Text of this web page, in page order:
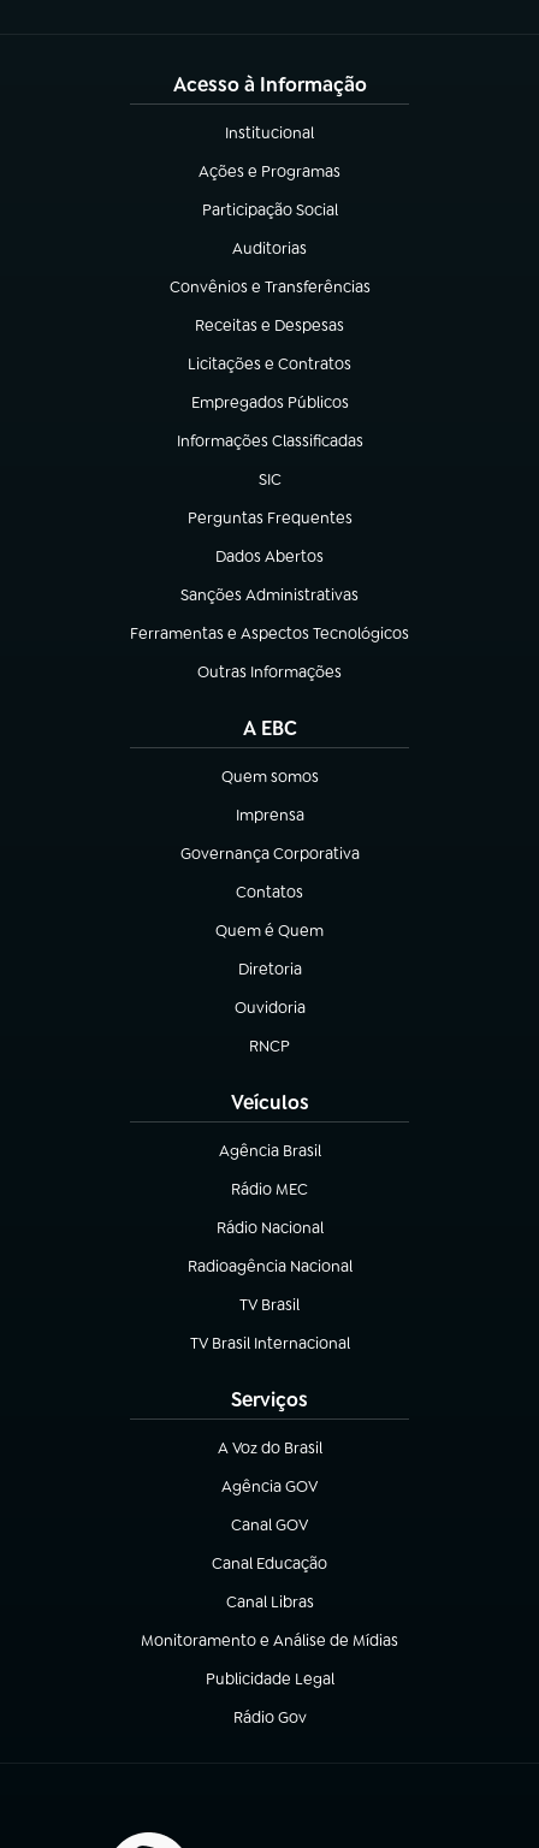
Acesso à Informação
Institucional
(abre em nova aba)
Ações e Programas
(abre em nova aba)
Participação Social
(abre em nova aba)
Auditorias
(abre em nova aba)
Convênios e Transferências
(abre em nova aba)
Receitas e Despesas
(abre em nova aba)
Licitações e Contratos
(abre em nova aba)
Empregados Públicos
(abre em nova aba)
Informações Classificadas
(abre em nova aba)
SIC
(abre em nova aba)
Perguntas Frequentes
(abre em nova aba)
Dados Abertos
(abre em nova aba)
Sanções Administrativas
(abre em nova aba)
Ferramentas e Aspectos Tecnológicos
(abre em nova aba)
Outras Informações
(abre em nova aba)
A EBC
Quem somos
(abre em nova aba)
Imprensa
(abre em nova aba)
Governança Corporativa
(abre em nova aba)
Contatos
(abre em nova aba)
Quem é Quem
(abre em nova aba)
Diretoria
(abre em nova aba)
Ouvidoria
(abre em nova aba)
RNCP
(abre em nova aba)
Veículos
Agência Brasil
(abre em nova aba)
Rádio MEC
(abre em nova aba)
Rádio Nacional
Radioagência Nacional
(abre em nova aba)
TV Brasil
(abre em nova aba)
TV Brasil Internacional
(abre em nova aba)
Serviços
A Voz do Brasil
(abre em nova aba)
Agência GOV
(abre em nova aba)
Canal GOV
(abre em nova aba)
Canal Educação
(abre em nova aba)
Canal Libras
(abre em nova aba)
Monitoramento e Análise de Mídias
(abre em nova aba)
Publicidade Legal
(abre em nova aba)
Rádio Gov
(abre em nova aba)